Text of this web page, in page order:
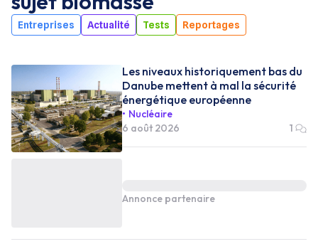
Entreprises Actualité Tests Reportages
Les niveaux historiquement bas du
Danube mettent à mal la sécurité
énergétique européenne
Nucléaire
6 août 2026
1
Annonce partenaire